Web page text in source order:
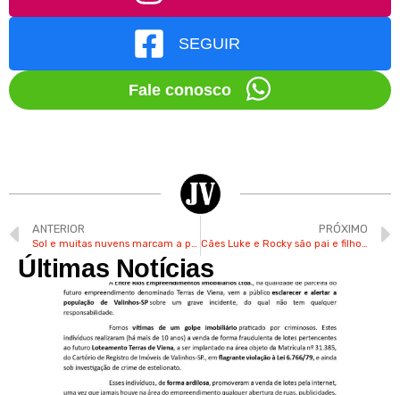
SEGUIR
Fale conosco
ANTERIOR
Sol e muitas nuvens marcam a previsão do tempo neste fim de semana em Valinhos
PRÓXIMO
Cães Luke e Rocky são pai e filho e conquistaram os corações de família de Valinhos
Últimas Notícias